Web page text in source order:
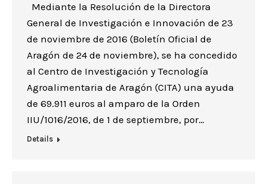
Mediante la Resolución de la Directora
General de Investigación e Innovación de 23
de noviembre de 2016 (Boletín Oficial de
Aragón de 24 de noviembre), se ha concedido
al Centro de Investigación y Tecnología
Agroalimentaria de Aragón (CITA) una ayuda
de 69.911 euros al amparo de la Orden
IIU/1016/2016, de 1 de septiembre, por…
Details